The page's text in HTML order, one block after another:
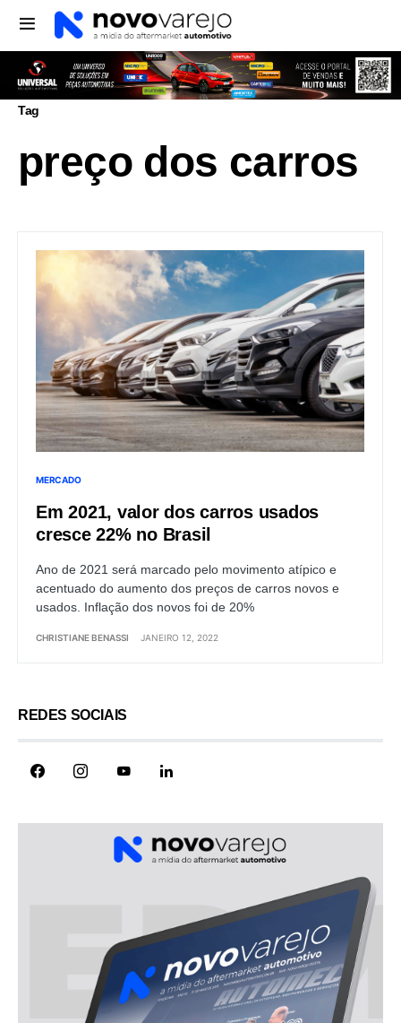
Tag
preço dos carros
MERCADO
Em 2021, valor dos carros usados
cresce 22% no Brasil
Ano de 2021 será marcado pelo movimento atípico e
acentuado do aumento dos preços de carros novos e
usados. Inflação dos novos foi de 20%
CHRISTIANE BENASSI JANEIRO 12, 2022
REDES SOCIAIS